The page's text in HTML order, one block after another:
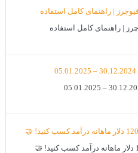
| راهنمای کامل استفاده